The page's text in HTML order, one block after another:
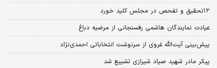
۱۲تحقیق و تفحص در مجلس کلید خورد
عیادت نمایندگان هاشمی رفسنجانی از مرضیه دباغ
پیش‌بینی آیت‌الله غروی از سرنوشت انتخاباتی احمدی‌نژاد
پیکر مادر شهید صیاد شیرازی تشییع شد